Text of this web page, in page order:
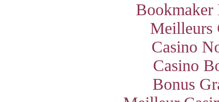
Meilleurs
Casino
Casino
Bonus